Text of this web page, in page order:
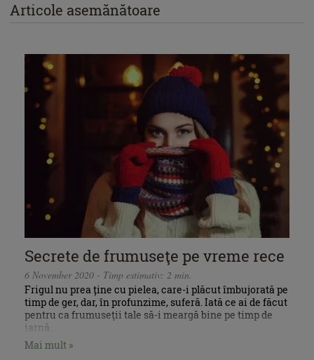
Articole asemănătoare
Secrete de frumuseţe pe vreme rece
6 November 2020 - Timp estimativ: 2 min.
Frigul nu prea ține cu pielea, care-i plăcut îmbujorată pe
timp de ger, dar, în profunzime, suferă. Iată ce ai de făcut
pentru ca frumuseţii tale să-i meargă bine pe timp de
iarnă.
Mai mult »